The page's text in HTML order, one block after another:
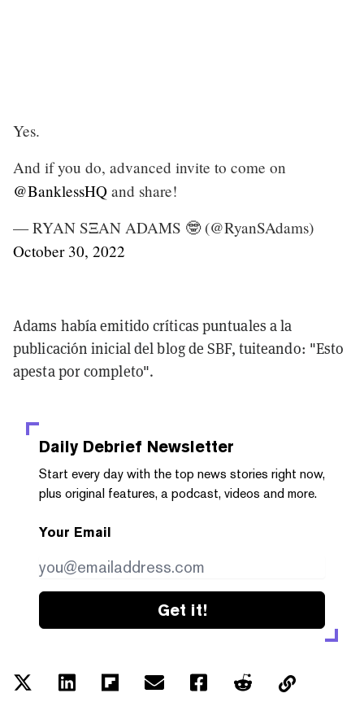
Yes.
And if you do, advanced invite to come on
@BanklessHQ and share!
— RYAN SΞAN ADAMS 🤓 (@RyanSAdams)
October 30, 2022
Adams había emitido críticas puntuales a la
publicación inicial del blog de SBF, tuiteando: "Esto
apesta por completo".
Daily Debrief Newsletter
Start every day with the top news stories right now,
plus original features, a podcast, videos and more.
Your Email
Get it!